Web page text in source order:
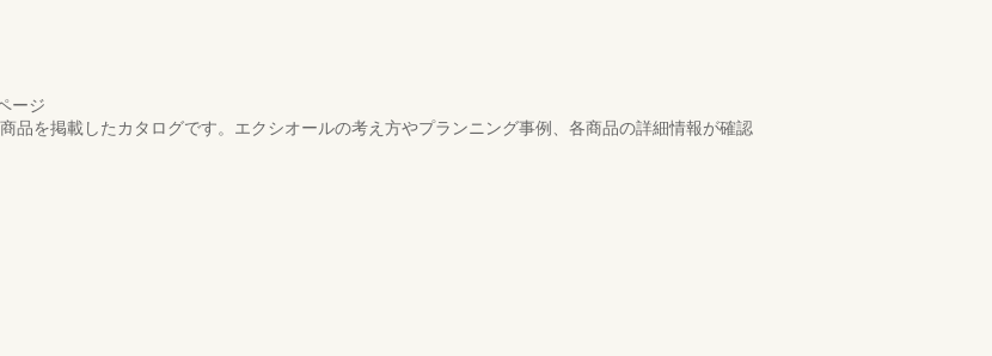
ージ
品を掲載したカタログです。エクシオールの考え方やプランニング事例、各商品の詳細情報が確認